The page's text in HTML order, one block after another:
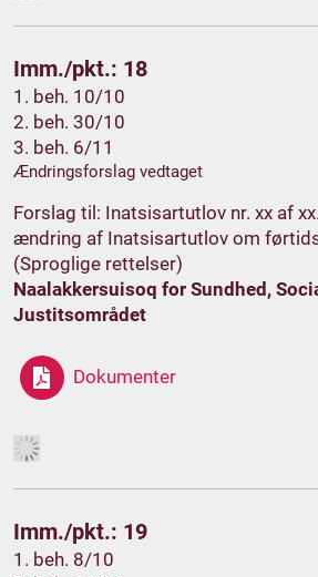
Imm./pkt.: 18
1. beh. 10/10
2. beh. 30/10
3. beh. 6/11
Ændringsforslag vedtaget
Forslag til: Inatsisartutlov nr. xx af
ændring af Inatsisartutlov om
(Sproglige rettelser)
Naalakkersuisoq for Sundhed,
Justitsområdet
Dokumenter
Imm./pkt.: 19
1. beh. 8/10